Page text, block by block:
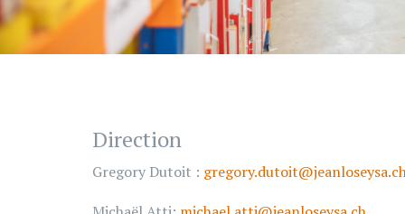
Direction
Gregory Dutoit :